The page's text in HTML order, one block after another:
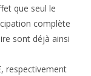
que seul le
complète
sont déjà ainsi
respectivement